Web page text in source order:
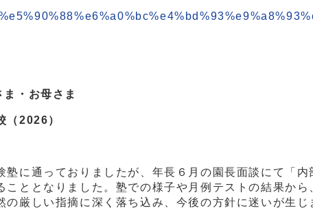
・お母さま
2026）
に通っておりましたが、年長６月の園長面談にて「内
こととなりました。塾での様子や月例テストの結果か
厳しい指摘に深く落ち込み、今後の方針に迷いが生じ